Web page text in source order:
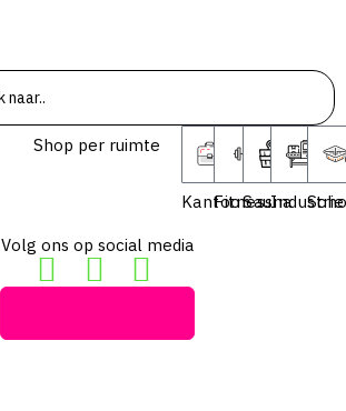
Shop per ruimte
Kantoor
Fitness
SaunaIndustrie
Volg ons op social media